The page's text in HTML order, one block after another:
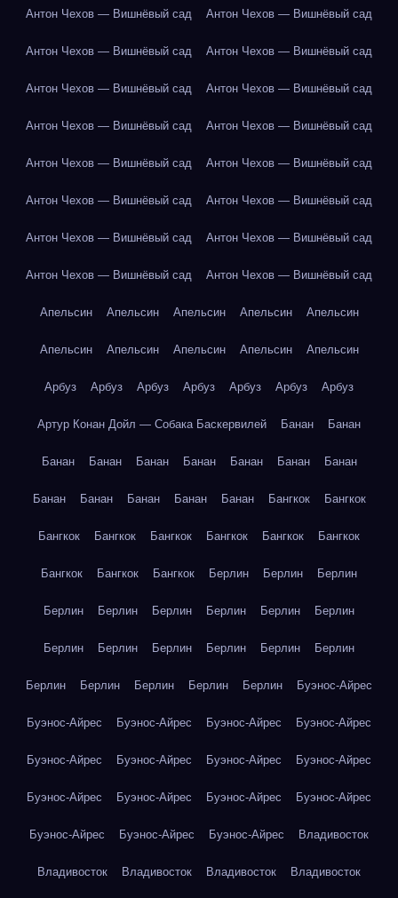
Антон Чехов — Вишнёвый сад Антон Чехов — Вишнёвый сад
Антон Чехов — Вишнёвый сад Антон Чехов — Вишнёвый сад
Антон Чехов — Вишнёвый сад Антон Чехов — Вишнёвый сад
Антон Чехов — Вишнёвый сад Антон Чехов — Вишнёвый сад
Антон Чехов — Вишнёвый сад Антон Чехов — Вишнёвый сад
Антон Чехов — Вишнёвый сад Антон Чехов — Вишнёвый сад
Антон Чехов — Вишнёвый сад Антон Чехов — Вишнёвый сад
Антон Чехов — Вишнёвый сад Антон Чехов — Вишнёвый сад
Апельсин Апельсин Апельсин Апельсин Апельсин
Апельсин Апельсин Апельсин Апельсин Апельсин
Арбуз Арбуз Арбуз Арбуз Арбуз Арбуз Арбуз
Артур Конан Дойл — Собака Баскервилей Банан Банан
Банан Банан Банан Банан Банан Банан Банан
Банан Банан Банан Банан Банан Бангкок Бангкок
Бангкок Бангкок Бангкок Бангкок Бангкок Бангкок
Бангкок Бангкок Бангкок Берлин Берлин Берлин
Берлин Берлин Берлин Берлин Берлин Берлин
Берлин Берлин Берлин Берлин Берлин Берлин
Берлин Берлин Берлин Берлин Берлин Буэнос-Айрес
Буэнос-Айрес Буэнос-Айрес Буэнос-Айрес Буэнос-Айрес
Буэнос-Айрес Буэнос-Айрес Буэнос-Айрес Буэнос-Айрес
Буэнос-Айрес Буэнос-Айрес Буэнос-Айрес Буэнос-Айрес
Буэнос-Айрес Буэнос-Айрес Буэнос-Айрес Владивосток
Владивосток Владивосток Владивосток Владивосток